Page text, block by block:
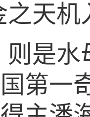
之天
则是
第一